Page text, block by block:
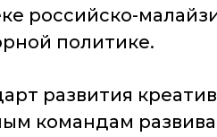
российско-
политике.
развития
командам